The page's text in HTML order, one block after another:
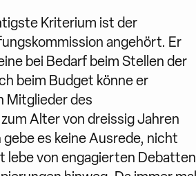
Kriterium ist der
angehört. Er
bei Bedarf beim Stellen der
beim Budget könne er
Mitglieder des
Alter von dreissig Jahren
es keine Ausrede, nicht
lebe von engagierten Debatten